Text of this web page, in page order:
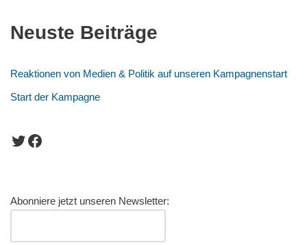
Neuste Beiträge
Reaktionen von Medien & Politik auf unseren Kampagnenstart
Start der Kampagne
Abonniere jetzt unseren Newsletter: